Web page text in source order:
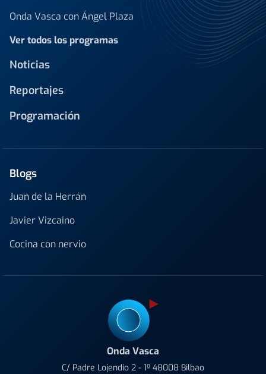
Onda Vasca con Ángel Plaza
Ver todos los programas
Noticias
Reportajes
Programación
Blogs
Juan de la Herrán
Javier Vizcaino
Cocina con nervio
Onda Vasca
C/ Padre Lojendio 2 - 1º 48008 Bilbao